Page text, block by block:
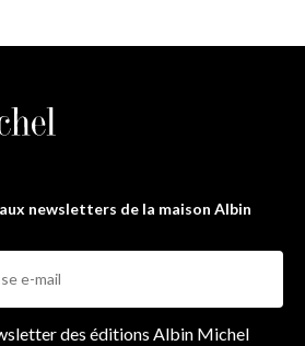
newsletters de la maison Albin
des éditions Albin Michel